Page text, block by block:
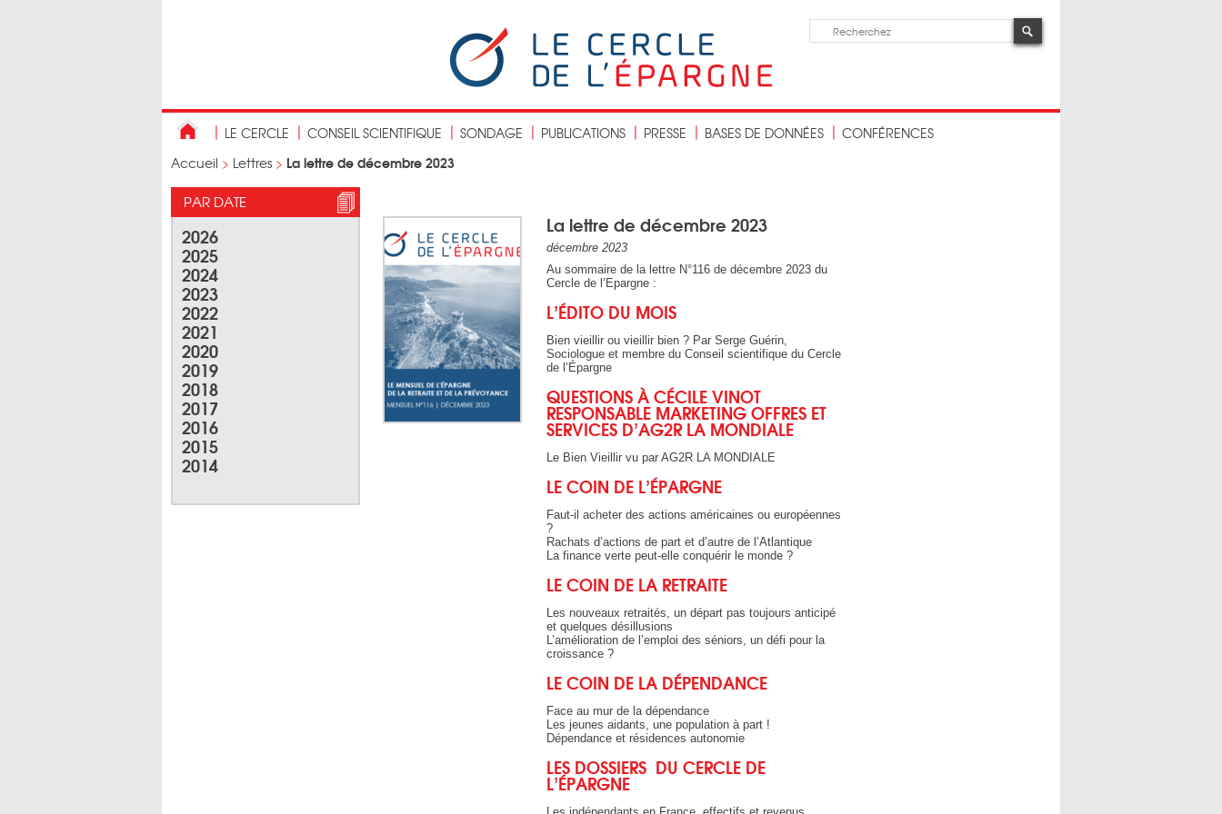
LE CERCLE CONSEIL SCIENTIFIQUE SONDAGE PUBLICATIONS PRESSE BASES DE DONNÉES
CONFÉRENCES
Accueil > Lettres > La lettre de décembre 2023
PAR DATE
2026
2025
2024
2023
2022
2021
2020
2019
2018
2017
2016
2015
2014
La lettre de décembre 2023
décembre 2023
Au sommaire de la lettre N°116 de décembre 2023 du
Cercle de l’Epargne :
L’ÉDITO DU MOIS
Bien vieillir ou vieillir bien ? Par Serge Guérin,
Sociologue et membre du Conseil scientifique du Cercle
de l’Épargne
QUESTIONS À CÉCILE VINOT
RESPONSABLE MARKETING OFFRES ET
SERVICES D’AG2R LA MONDIALE
Le Bien Vieillir vu par AG2R LA MONDIALE
LE COIN DE L’ÉPARGNE
Faut-il acheter des actions américaines ou européennes
?
Rachats d’actions de part et d’autre de l’Atlantique
La finance verte peut-elle conquérir le monde ?
LE COIN DE LA RETRAITE
Les nouveaux retraités, un départ pas toujours anticipé
et quelques désillusions
L’amélioration de l’emploi des séniors, un défi pour la
croissance ?
LE COIN DE LA DÉPENDANCE
Face au mur de la dépendance
Les jeunes aidants, une population à part !
Dépendance et résidences autonomie
LES DOSSIERS DU CERCLE DE
L’ÉPARGNE